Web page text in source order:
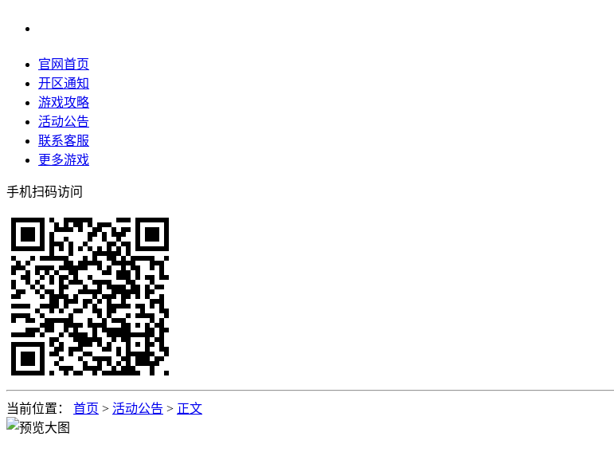
官网首页
开区通知
游戏攻略
活动公告
联系客服
更多游戏
手机扫码访问
当前位置： 首页 > 活动公告 > 正文